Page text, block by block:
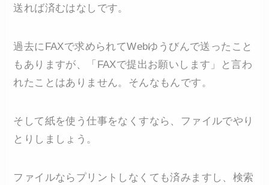
送れば済むはなしです。
過去にFAXで求められてWebゆうびんで送ったこと
もありますが、「FAXで提出お願いします」と言わ
れたことはありません。そんなもんです。
そして紙を使う仕事をなくすなら、ファイルでやり
とりしましょう。
ファイルならプリントしなくても済みますし、検索